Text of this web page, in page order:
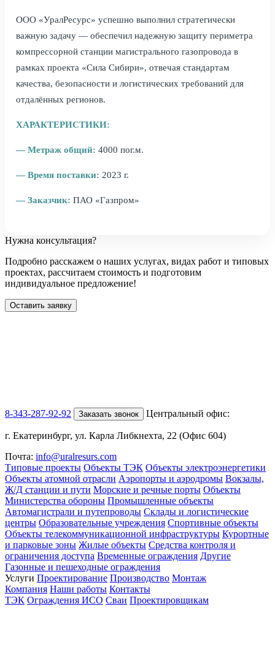
ООО «УралРесурс» успешно выполнил стратегически
важную задачу — обеспечил надежную защиту периметра
компрессорной станции магистрального газопровода в
рамках проекта «Сила Сибири», отвечая стандартам
качества, безопасности и логистических требований для
отдалённых регионов.
ХАРАКТЕРИСТИКИ:
— Метраж общий: 4000 пог.м.
— Время поставки: 2023 г.
— Заказчик: ПАО «Газпром»
Нужна консультация?
Подробно расскажем о наших услугах, видах работ и типовых
проектах, рассчитаем стоимость и подготовим
индивидуальное предложение!
Оставить заявку
8-343-287-92-92 Заказать звонок Центральный офис:
г. Екатеринбург, ул. Карла Либкнехта, 22 (Офис 604)
Почта: info@uralresurs.com
Типовые проекты Объекты ТЭК Объекты электроэнергетики
Объекты атомной отрасли Аэропорты и аэродромы Вокзалы,
Ж/Д станции и пути Морские и речные порты Объекты
Министерства обороны Промышленные объекты
Автомагистрали и путепроводы Склады и логистические
центры Образовательные учреждения Спортивные объекты
Объекты телекоммуникационной инфраструктуры Курортные
и парковые зоны Жилые объекты Средства контроля и
ограничения доступа Временные ограждения Другие
Газонные и пешеходные ограждения
Услуги Проектирование Производство Монтаж
Компания Наши работы Контакты
ТЭК Ограждения ИСО Сваи Проектировщикам